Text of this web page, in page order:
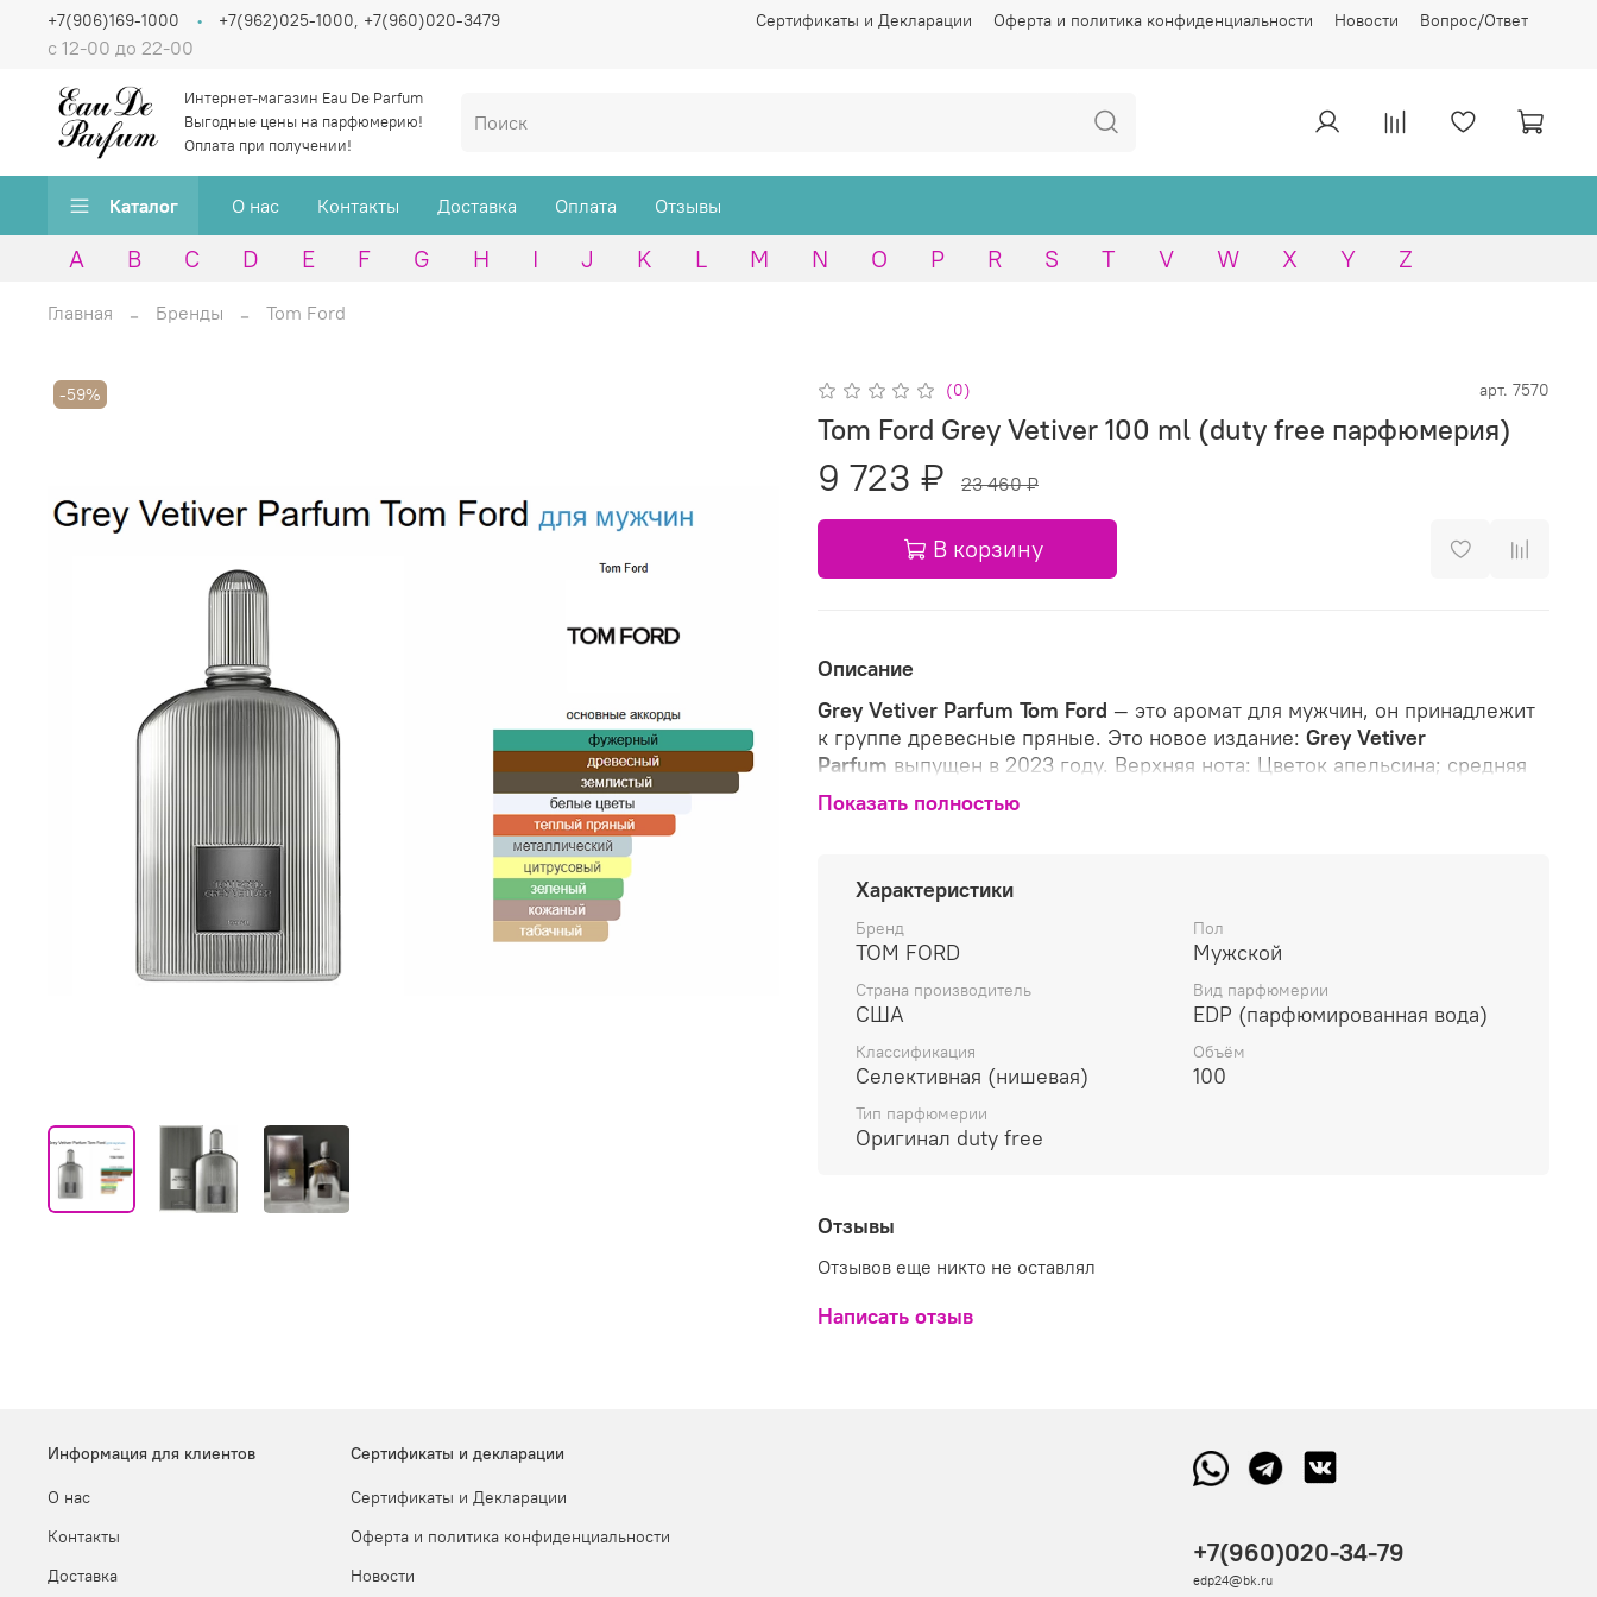
Сертификаты и Декларации Оферта и политика конфиденциальности Новости Вопрос/Ответ
с 12-00 до 22-00
+7(906)169-1000 +7(962)025-1000, +7(960)020-3479
Интернет-магазин Eau De Parfum
Выгодные цены на парфюмерию!
Оплата при получении!
Каталог О нас Контакты Доставка Оплата Отзывы
A B C D E F G H I J K L M N O P R S T V W X Y Z
Главная Бренды Tom Ford
-59% (0) арт. 7570
Tom Ford Grey Vetiver 100 ml (duty free парфюмерия)
9 723 ₽ 23 460 ₽
В корзину
Описание
Grey Vetiver Parfum Tom Ford — это аромат для мужчин, он принадлежит
к группе древесные пряные. Это новое издание: Grey Vetiver
Parfum выпущен в 2023 году. Верхняя нота: Цветок апельсина; средняя
нота: Шафран; базовая нота: Ветивер.
Показать полностью
Характеристики
Бренд
TOM FORD
Пол
Мужской
Страна производитель
США
Вид парфюмерии
EDP (парфюмированная вода)
Классификация
Селективная (нишевая)
Объём
100
Тип парфюмерии
Оригинал duty free
Отзывы
Отзывов еще никто не оставлял
Написать отзыв
Информация для клиентов
О нас
Контакты
Доставка
Сертификаты и декларации
Сертификаты и Декларации
Оферта и политика конфиденциальности
Новости
+7(960)020-34-79
edp24@bk.ru